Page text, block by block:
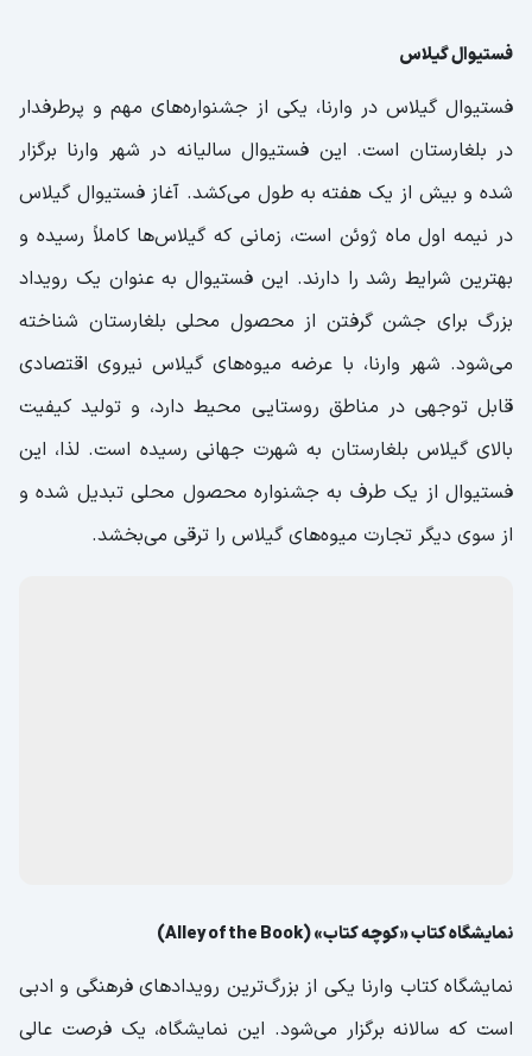
فستیوال گیلاس
فستیوال گیلاس در وارنا، یکی از جشنواره‌های مهم و پرطرفدار
در بلغارستان است. این فستیوال سالیانه در شهر وارنا برگزار
شده و بیش از یک هفته به طول می‌کشد. آغاز فستیوال گیلاس
در نیمه اول ماه ژوئن است، زمانی که گیلاس‌ها کاملاً رسیده و
بهترین شرایط رشد را دارند. این فستیوال به عنوان یک رویداد
بزرگ برای جشن گرفتن از محصول محلی بلغارستان شناخته
می‌شود. شهر وارنا، با عرضه میوه‌های گیلاس نیروی اقتصادی
قابل توجهی در مناطق روستایی محیط دارد، و تولید کیفیت
بالای گیلاس بلغارستان به شهرت جهانی رسیده است. لذا، این
فستیوال از یک طرف به جشنواره محصول محلی تبدیل شده و
از سوی دیگر تجارت میوه‌های گیلاس را ترقی می‌بخشد.
نمایشگاه کتاب «کوچه کتاب» (Alley of the Book)
نمایشگاه کتاب وارنا یکی از بزرگ‌ترین رویدادهای فرهنگی و ادبی
است که سالانه برگزار می‌شود. این نمایشگاه، یک فرصت عالی